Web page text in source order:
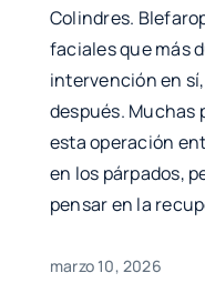
Colindres.
faciales que más
intervención en
después. Muchas
esta operación
en los párpados,
pensar en la
marzo 10, 2026